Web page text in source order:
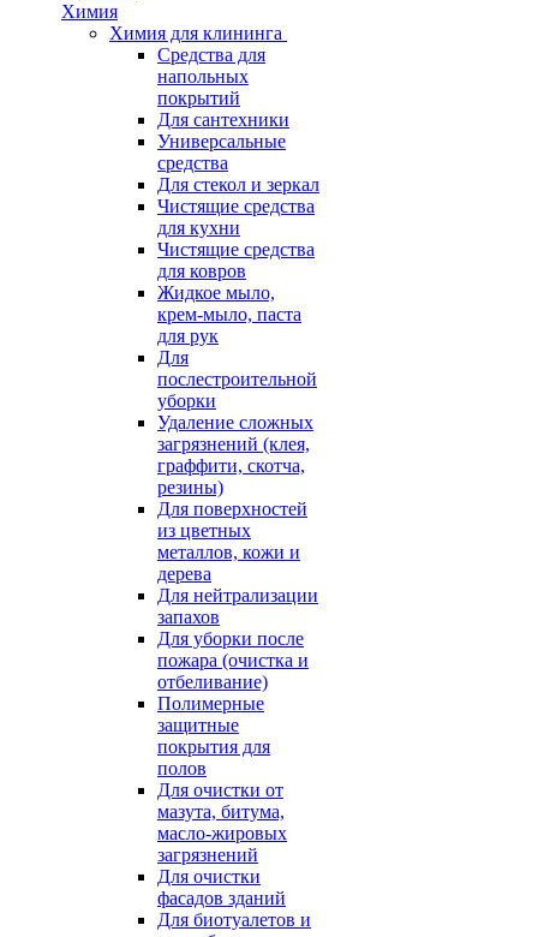
Химия
Химия для клининга
Средства для
напольных
покрытий
Для сантехники
Универсальные
средства
Для стекол и зеркал
Чистящие средства
для кухни
Чистящие средства
для ковров
Жидкое мыло,
крем-мыло, паста
для рук
Для
послестроительной
уборки
Удаление сложных
загрязнений (клея,
граффити, скотча,
резины)
Для поверхностей
из цветных
металлов, кожи и
дерева
Для нейтрализации
запахов
Для уборки после
пожара (очистка и
отбеливание)
Полимерные
защитные
покрытия для
полов
Для очистки от
мазута, битума,
масло-жировых
загрязнений
Для очистки
фасадов зданий
Для биотуалетов и